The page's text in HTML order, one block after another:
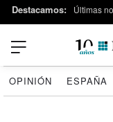
Destacamos: Últimas
OPINIÓN ESPAÑA